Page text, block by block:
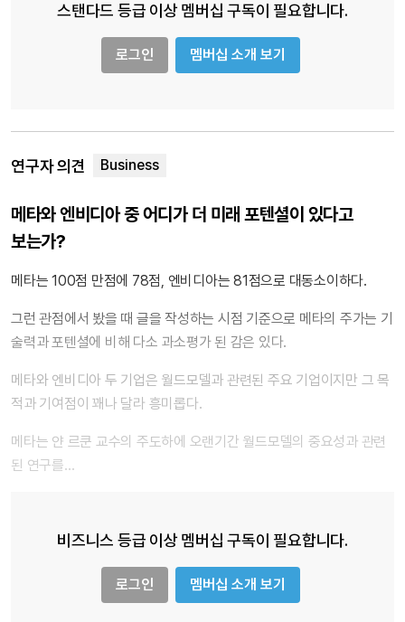
스탠다드 등급 이상 멤버십 구독이 필요합니다.
로그인 멤버십 소개 보기
연구자 의견
메타와 엔비디아 중 어디가 더 미래 포텐셜이 있다고
보는가?
메타는 100점 만점에 78점, 엔비디아는 81점으로 대동소이하다.
그런 관점에서 봤을 때 글을 작성하는 시점 기준으로 메타의 주가는 기
술력과 포텐셜에 비해 다소 과소평가 된 감은 있다.
메타와 엔비디아 두 기업은 월드모델과 관련된 주요 기업이지만 그 목
적과 기여점이 꽤나 달라 흥미롭다.
메타는 얀 르쿤 교수의 주도하에 오랜기간 월드모델의 중요성과 관련
된 연구를…
비즈니스 등급 이상 멤버십 구독이 필요합니다.
로그인 멤버십 소개 보기